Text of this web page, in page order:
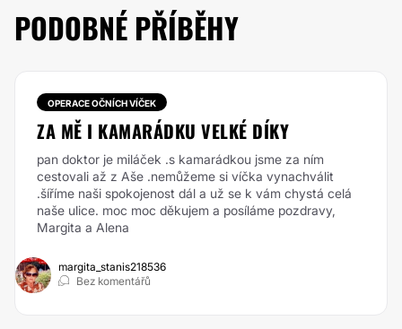
PODOBNÉ PŘÍBĚHY
OPERACE OČNÍCH VÍČEK
ZA MĚ I KAMARÁDKU VELKÉ DÍKY
pan doktor je miláček .s kamarádkou jsme za ním
cestovali až z Aše .nemůžeme si víčka vynachválit
.šíříme naši spokojenost dál a už se k vám chystá celá
naše ulice. moc moc děkujem a posíláme pozdravy,
Margita a Alena
margita_stanis218536
Bez komentářů